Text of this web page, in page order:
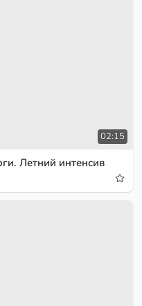
02:15
Летний интенсив